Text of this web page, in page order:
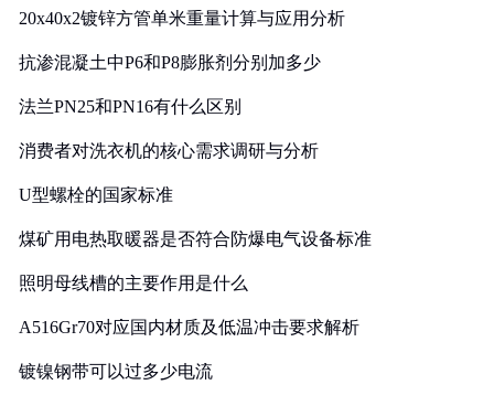
20x40x2镀锌方管单米重量计算与应用分析
抗渗混凝土中P6和P8膨胀剂分别加多少
法兰PN25和PN16有什么区别
消费者对洗衣机的核心需求调研与分析
U型螺栓的国家标准
煤矿用电热取暖器是否符合防爆电气设备标准
照明母线槽的主要作用是什么
A516Gr70对应国内材质及低温冲击要求解析
镀镍钢带可以过多少电流